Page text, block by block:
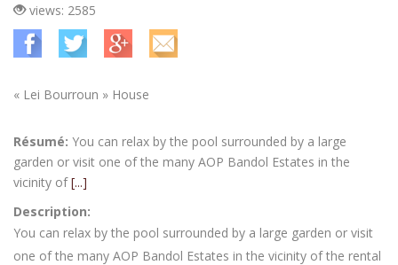
views: 2585
« Lei Bourroun » House
Résumé: You can relax by the pool surrounded by a large
garden or visit one of the many AOP Bandol Estates in the
vicinity of[...]
Description:
You can relax by the pool surrounded by a large garden or visit
one of the many AOP Bandol Estates in the vicinity of the rental